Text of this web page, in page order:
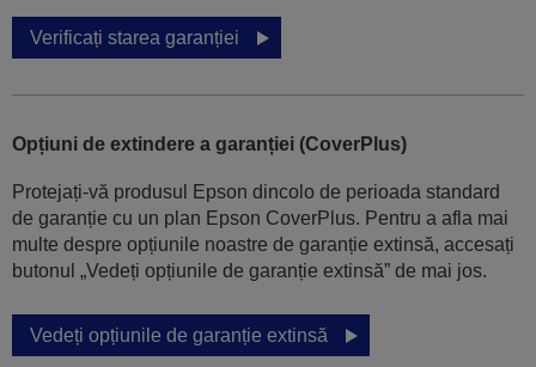
Verificați starea garanției
Opțiuni de extindere a garanției (CoverPlus)
Protejați-vă produsul Epson dincolo de perioada standard
de garanție cu un plan Epson CoverPlus. Pentru a afla mai
multe despre opțiunile noastre de garanție extinsă, accesați
butonul „Vedeți opțiunile de garanție extinsă” de mai jos.
Vedeți opțiunile de garanție extinsă